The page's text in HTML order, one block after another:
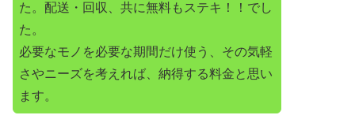
た。配送・回収、共に無料もステキ！！でし
た。
必要なモノを必要な期間だけ使う、その気軽
さやニーズを考えれば、納得する料金と思い
ます。